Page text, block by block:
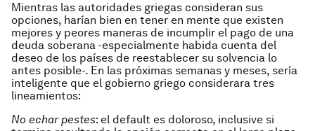
Mientras las autoridades griegas consideran sus
opciones, harían bien en tener en mente que existen
mejores y peores maneras de incumplir el pago de una
deuda soberana -especialmente habida cuenta del
deseo de los países de reestablecer su solvencia lo
antes posible-. En las próximas semanas y meses, sería
inteligente que el gobierno griego considerara tres
lineamientos:
No echar pestes: el default es doloroso, inclusive si